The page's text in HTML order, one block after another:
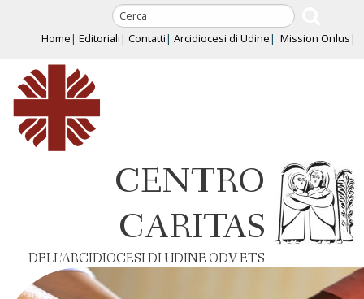
content
Home Editoriali Contatti Arcidiocesi di Udine Mission Onlus
CENTRO
CARITAS
DELL’ARCIDIOCESI DI UDINE ODV ETS